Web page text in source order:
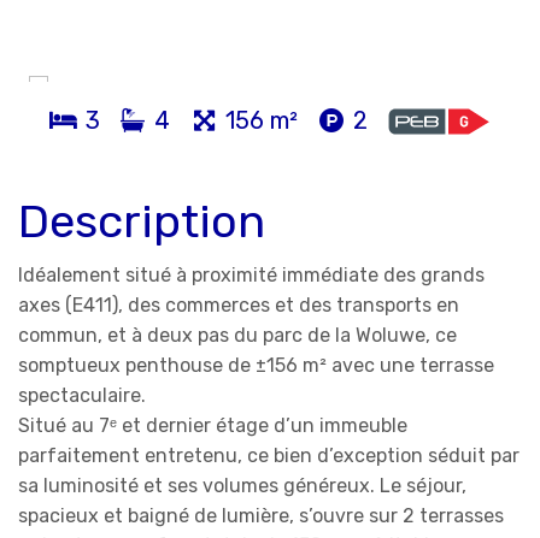
3 4 156 m² 2
Description
Idéalement situé à proximité immédiate des grands
axes (E411), des commerces et des transports en
commun, et à deux pas du parc de la Woluwe, ce
somptueux penthouse de ±156 m² avec une terrasse
spectaculaire.
Situé au 7ᵉ et dernier étage d’un immeuble
parfaitement entretenu, ce bien d’exception séduit par
sa luminosité et ses volumes généreux. Le séjour,
spacieux et baigné de lumière, s’ouvre sur 2 terrasses